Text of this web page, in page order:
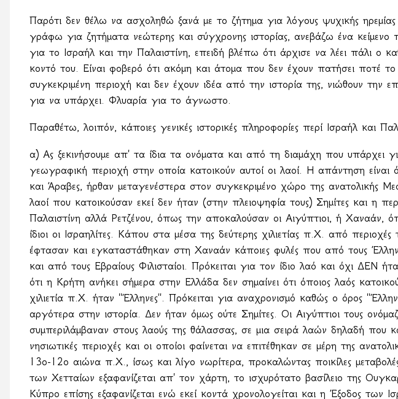
Παρότι δεν θέλω να ασχοληθώ ξανά με το ζήτημα για λόγους ψυχικής
γράφω για ζητήματα νεώτερης και σύγχρονης ιστορίας, ανεβάζω ένα κείμενο
για το Ισραήλ και την Παλαιστίνη, επειδή βλέπω ότι άρχισε να λέει πάλι ο
κοντό του. Είναι φοβερό ότι ακόμη και άτομα που δεν έχουν πατήσει ποτέ
συγκεκριμένη περιοχή και δεν έχουν ιδέα από την ιστορία της, νιώθουν την
για να υπάρχει. Φλυαρία για το άγνωστο.
Παραθέτω, λοιπόν, κάποιες γενικές ιστορικές πληροφορίες περί Ισραήλ και
α) Ας ξεκινήσουμε απ' τα ίδια τα ονόματα και από τη διαμάχη που υπάρχει
γεωγραφική περιοχή στην οποία κατοικούν αυτοί οι λαοί. Η απάντηση είναι
και Άραβες, ήρθαν μεταγενέστερα στον συγκεκριμένο χώρο της ανατολικής
λαοί που κατοικούσαν εκεί δεν ήταν (στην πλειοψηφία τους) Σημίτες και η
Παλαιστίνη αλλά Ρετζένου, όπως την αποκαλούσαν οι Αιγύπτιοι, ή Χαναάν,
ίδιοι οι Ισραηλίτες. Κάπου στα μέσα της δεύτερης χιλιετίας π.Χ. από
έφτασαν και εγκαταστάθηκαν στη Χαναάν κάποιες φυλές που από τους
και από τους Εβραίους Φιλισταίοι. Πρόκειται για τον ίδιο λαό και όχι ΔΕΝ
ότι η Κρήτη ανήκει σήμερα στην Ελλάδα δεν σημαίνει ότι όποιος λαός
χιλιετία π.Χ. ήταν ''Έλληνες''. Πρόκειται για αναχρονισμό καθώς ο όρος
αργότερα στην ιστορία. Δεν ήταν όμως ούτε Σημίτες. Οι Αιγύπτιοι τους
συμπεριλάμβαναν στους λαούς της θάλασσας, σε μια σειρά λαών δηλαδή που
νησιωτικές περιοχές και οι οποίοι φαίνεται να επιτέθηκαν σε μέρη της
13ο-12ο αιώνα π.Χ., ίσως και λίγο νωρίτερα, προκαλώντας ποικίλες
των Χετταίων εξαφανίζεται απ' τον χάρτη, το ισχυρότατο βασίλειο της
Κύπρο επίσης εξαφανίζεται ενώ εκεί κοντά χρονολογείται και η Έξοδος των